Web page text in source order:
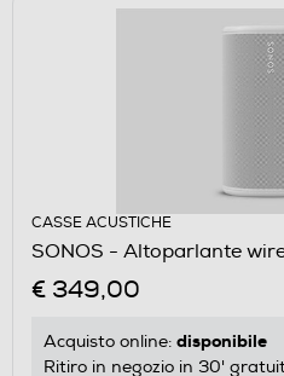
CASSE ACUSTICHE
SONOS - Altoparlante
€ 349,00
Acquisto online: disponibile
Ritiro in negozio in 30'